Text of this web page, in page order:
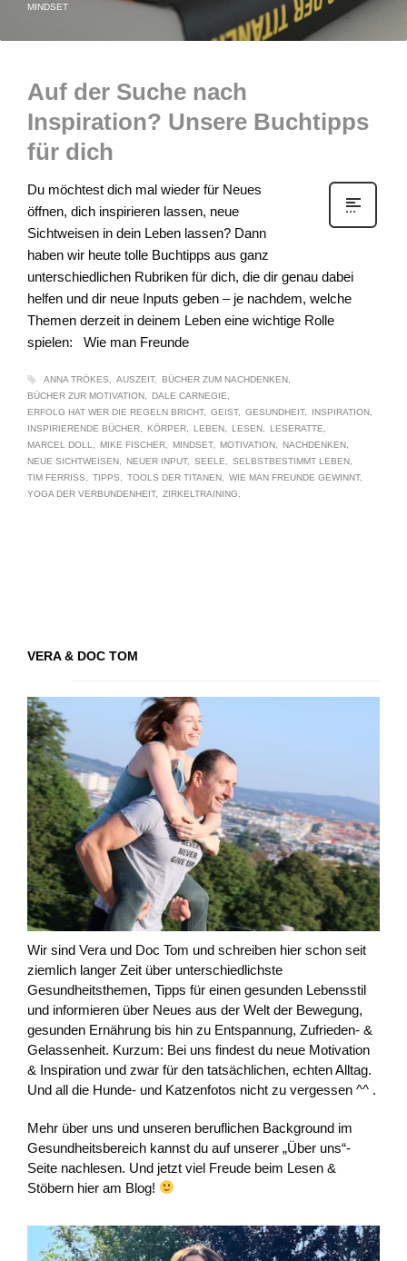
MINDSET
Auf der Suche nach
Inspiration? Unsere Buchtipps
für dich
Du möchtest dich mal wieder für Neues
öffnen, dich inspirieren lassen, neue
Sichtweisen in dein Leben lassen? Dann
haben wir heute tolle Buchtipps aus ganz
unterschiedlichen Rubriken für dich, die dir genau dabei
helfen und dir neue Inputs geben – je nachdem, welche
Themen derzeit in deinem Leben eine wichtige Rolle
spielen: Wie man Freunde
ANNA TRÖKES AUSZEIT
BÜCHER ZUM NACHDENKEN
BÜCHER ZUR MOTIVATION
DALE CARNEGIE
ERFOLG HAT WER DIE REGELN BRICHT
GEIST GESUNDHEIT
INSPIRATION
INSPIRIERENDE BÜCHER
KÖRPER LEBEN LESEN
LESERATTE
MARCEL DOLL
MIKE FISCHER MINDSET MOTIVATION
NACHDENKEN
NEUE SICHTWEISEN
NEUER INPUT SEELE
SELBSTBESTIMMT LEBEN
TIM FERRISS
TIPPS TOOLS DER TITANEN
WIE MAN FREUNDE GEWINNT
YOGA DER VERBUNDENHEIT
ZIRKELTRAINING
VERA & DOC TOM
Wir sind Vera und Doc Tom und schreiben hier schon seit
ziemlich langer Zeit über unterschiedlichste
Gesundheitsthemen, Tipps für einen gesunden Lebensstil
und informieren über Neues aus der Welt der Bewegung,
gesunden Ernährung bis hin zu Entspannung, Zufrieden- &
Gelassenheit. Kurzum: Bei uns findest du neue Motivation
& Inspiration und zwar für den tatsächlichen, echten Alltag.
Und all die Hunde- und Katzenfotos nicht zu vergessen ^^ .
Mehr über uns und unseren beruflichen Background im
Gesundheitsbereich kannst du auf unserer „Über uns“-
Seite nachlesen. Und jetzt viel Freude beim Lesen &
Stöbern hier am Blog!